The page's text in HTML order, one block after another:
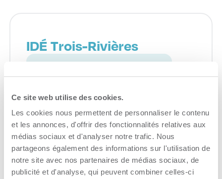
Ce site web utilise des cookies.
Les cookies nous permettent de personnaliser le contenu
et les annonces, d'offrir des fonctionnalités relatives aux
médias sociaux et d'analyser notre trafic. Nous
partageons également des informations sur l'utilisation de
notre site avec nos partenaires de médias sociaux, de
publicité et d'analyse, qui peuvent combiner celles-ci
IDÉ Trois-Rivières
Trouver des entreprises de